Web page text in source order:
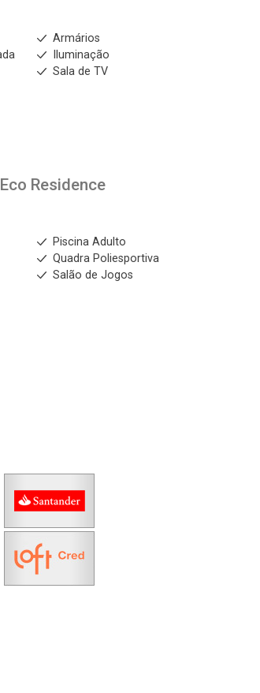
Armários
Iluminação
Sala de TV
Residence
Piscina Adulto
Quadra Poliesportiva
Salão de Jogos